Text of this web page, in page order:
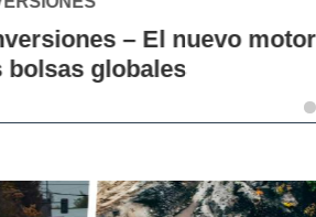
IP-CFT Santo Tomás y
Municipales firman
la innovación en los